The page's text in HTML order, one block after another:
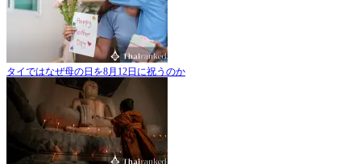
タイではなぜ母の日を8月12日に祝うのか